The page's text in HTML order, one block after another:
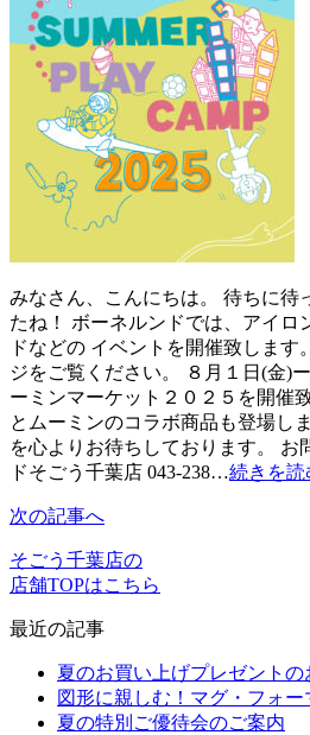
みなさん、こんにちは。 待ちに待
たね！ ボーネルンドでは、アイロ
ドなどの イベントを開催致します
ジをご覧ください。 ８月１日(金)
ーミンマーケット２０２５を開催
とムーミンのコラボ商品も登場し
を心よりお待ちしております。 お
ドそごう千葉店 043-238…続きを読
次の記事へ
そごう千葉店の
店舗TOPはこちら
最近の記事
夏のお買い上げプレゼントの
図形に親しむ！マグ・フォ
夏の特別ご優待会のご案内